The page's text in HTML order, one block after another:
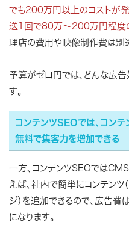
でも200万円以上のコストが
送1回で80万～200万円程度
理店の費用や映像制作費は別途
予算がゼロ円では、どんな広
す。
コンテンツSEOでは、コン
無料で集客力を増加できる
一方、コンテンツSEOでは
えば、社内で簡単にコンテンツ
ジ）を追加できるので、広告費
になります。